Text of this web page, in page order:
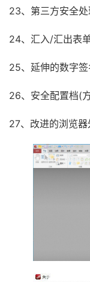
23、第三方安全
24、汇入/汇出
25、延伸的数字
26、安全配置档
27、改进的浏览器